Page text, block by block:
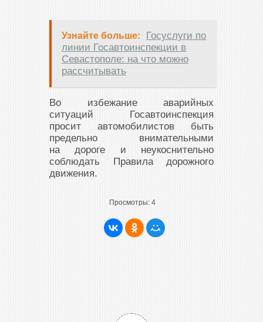
Узнайте больше:
Госуслуги по
линии Госавтоинспекции в
Севастополе: на что можно
рассчитывать
Во избежание аварийных
ситуаций Госавтоинспекция
просит автомобилистов быть
предельно внимательными
на дороге и неукоснительно
соблюдать Правила дорожного
движения.
Просмотры: 4